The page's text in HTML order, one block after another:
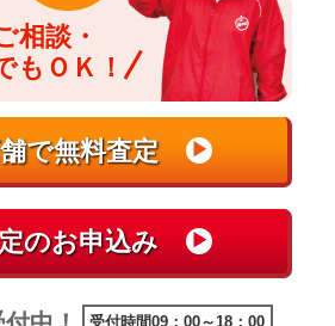
相談・
もＯＫ！